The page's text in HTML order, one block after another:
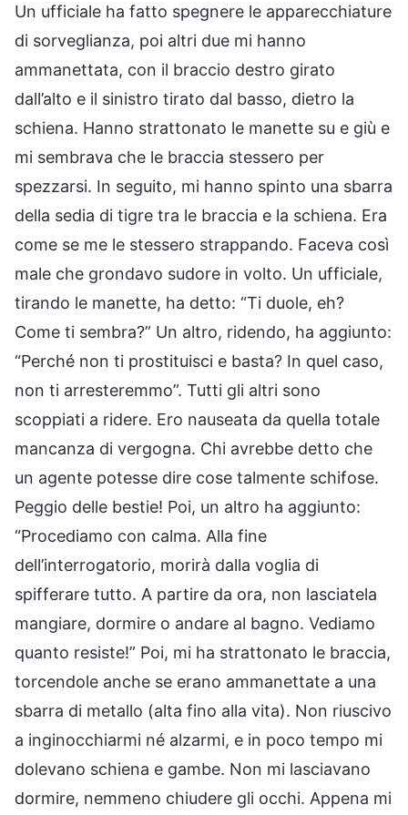
Un ufficiale ha fatto spegnere le apparecchiature
di sorveglianza, poi altri due mi hanno
ammanettata, con il braccio destro girato
dall’alto e il sinistro tirato dal basso, dietro la
schiena. Hanno strattonato le manette su e giù e
mi sembrava che le braccia stessero per
spezzarsi. In seguito, mi hanno spinto una sbarra
della sedia di tigre tra le braccia e la schiena. Era
come se me le stessero strappando. Faceva così
male che grondavo sudore in volto. Un ufficiale,
tirando le manette, ha detto: “Ti duole, eh?
Come ti sembra?” Un altro, ridendo, ha aggiunto:
“Perché non ti prostituisci e basta? In quel caso,
non ti arresteremmo”. Tutti gli altri sono
scoppiati a ridere. Ero nauseata da quella totale
mancanza di vergogna. Chi avrebbe detto che
un agente potesse dire cose talmente schifose.
Peggio delle bestie! Poi, un altro ha aggiunto:
“Procediamo con calma. Alla fine
dell’interrogatorio, morirà dalla voglia di
spifferare tutto. A partire da ora, non lasciatela
mangiare, dormire o andare al bagno. Vediamo
quanto resiste!” Poi, mi ha strattonato le braccia,
torcendole anche se erano ammanettate a una
sbarra di metallo (alta fino alla vita). Non riuscivo
a inginocchiarmi né alzarmi, e in poco tempo mi
dolevano schiena e gambe. Non mi lasciavano
dormire, nemmeno chiudere gli occhi. Appena mi